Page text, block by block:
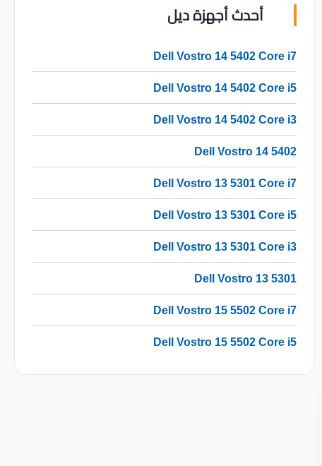
أحدث أجهزة ديل
Dell Vostro 14 5402 Core i7
Dell Vostro 14 5402 Core i5
Dell Vostro 14 5402 Core i3
Dell Vostro 14 5402
Dell Vostro 13 5301 Core i7
Dell Vostro 13 5301 Core i5
Dell Vostro 13 5301 Core i3
Dell Vostro 13 5301
Dell Vostro 15 5502 Core i7
Dell Vostro 15 5502 Core i5